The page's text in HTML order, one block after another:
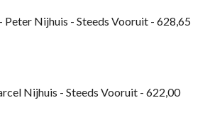
Nijhuis - Steeds Vooruit - 628,65
Nijhuis - Steeds Vooruit - 622,00